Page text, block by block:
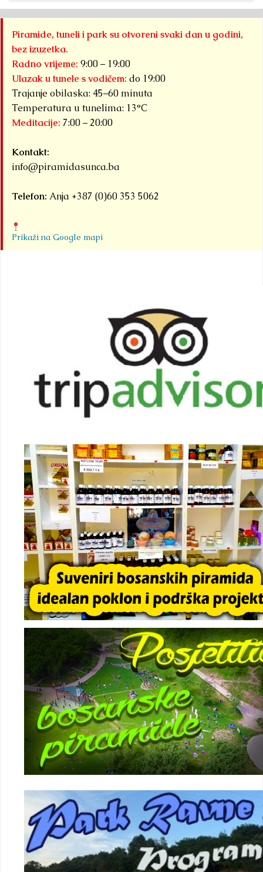
Piramide, tuneli i park su otvoreni svaki dan u godini,
bez izuzetka.
Radno vrijeme: 9:00 – 19:00
Ulazak u tunele s vodičem: do 19:00
Trajanje obilaska: 45–60 minuta
Temperatura u tunelima: 13°C
Meditacije: 7:00 – 20:00
Kontakt:
info@piramidasunca.ba
Telefon: Anja +387 (0)60 353 5062
Prikaži na Google mapi